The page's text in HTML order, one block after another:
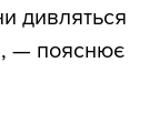
дивляться
— пояснює